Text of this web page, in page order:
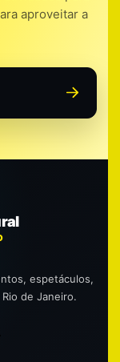
aproveitar a
espetáculos,
de Janeiro.